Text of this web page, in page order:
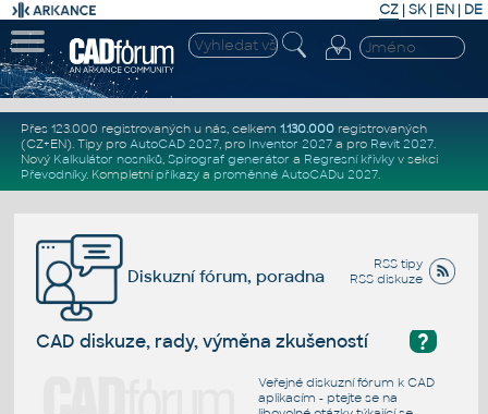
CZ | SK| EN | DE
Přes 123.000 registrovaných u nás, celkem 1.130.000registrovaných
(CZ+EN). Tipy pro AutoCAD 2027, pro Inventor 2027a pro Revit 2027.
Nový Kalkulátor nosníků, Spirograf generátor a Regresní křivkyv sekci
Převodníky. Kompletní příkazya proměnné AutoCADu 2027.
RSS tipy
RSS diskuze
Diskuzní fórum, poradna
?
CAD diskuze, rady, výměna zkušeností
Veřejné diskuzní fórum k CAD
aplikacím - ptejte se na